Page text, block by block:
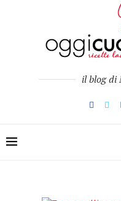
il blog di